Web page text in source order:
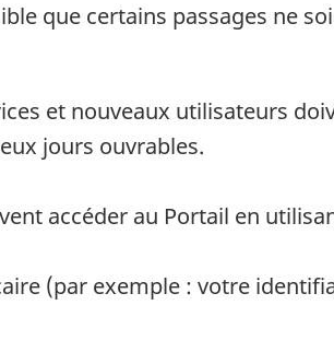
que certains passages ne
et nouveaux utilisateurs
jours ouvrables.
accéder au Portail en
(par exemple : votre